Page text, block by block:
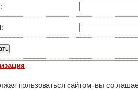
пользоваться сайтом, вы